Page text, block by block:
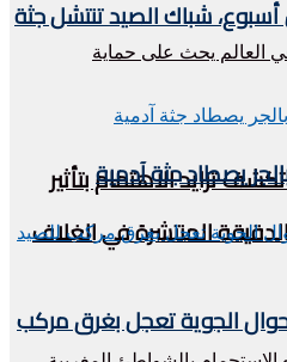
تزايد الاهتمام بتأثير
الدقيقة المنتشرة في الغلاف
شباك الصيد تنتشل جثة
يصطاد جثة آدمية
الجوية تعجل بغرق مركب